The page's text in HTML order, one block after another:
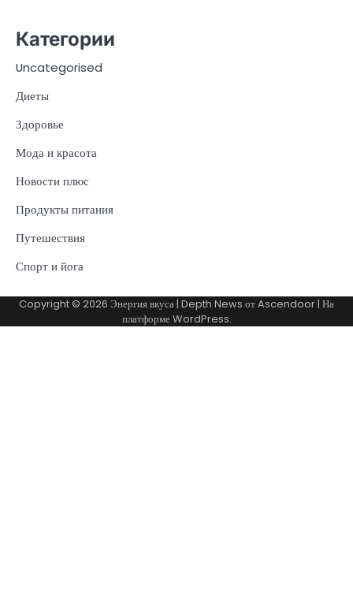
Категории
Uncategorised
Диеты
Здоровье
Мода и красота
Новости плюс
Продукты питания
Путешествия
Спорт и йога
Copyright © 2026 Энергия вкуса| Depth News отAscendoor| На
платформеWordPress.